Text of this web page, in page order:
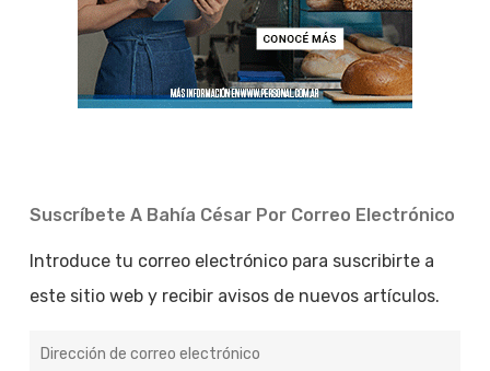
Suscríbete A Bahía César Por Correo Electrónico
Introduce tu correo electrónico para suscribirte a
este sitio web y recibir avisos de nuevos artículos.
de